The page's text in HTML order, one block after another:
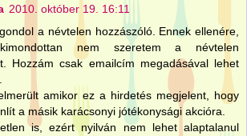
2010. október 19. 16:11
a névtelen hozzászóló. Ennek ellenére,
nem szeretem a névtelen
Hozzám csak emailcím megadásával lehet
amikor ez a hirdetés megjelent, hogy
a másik karácsonyi jótékonysági akcióra.
is, ezért nyilván nem lehet alaptalanul